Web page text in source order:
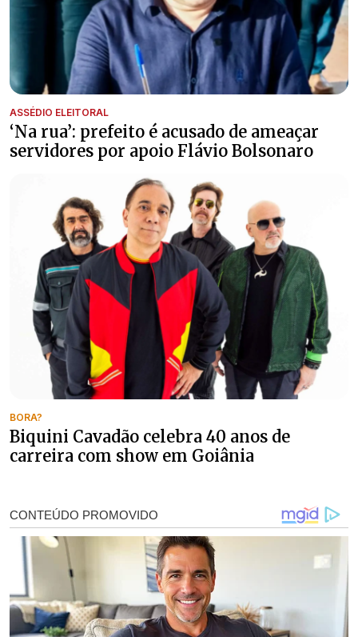
ASSÉDIO ELEITORAL
‘Na rua’: prefeito é acusado de ameaçar
servidores por apoio Flávio Bolsonaro
BORA?
Biquini Cavadão celebra 40 anos de
carreira com show em Goiânia